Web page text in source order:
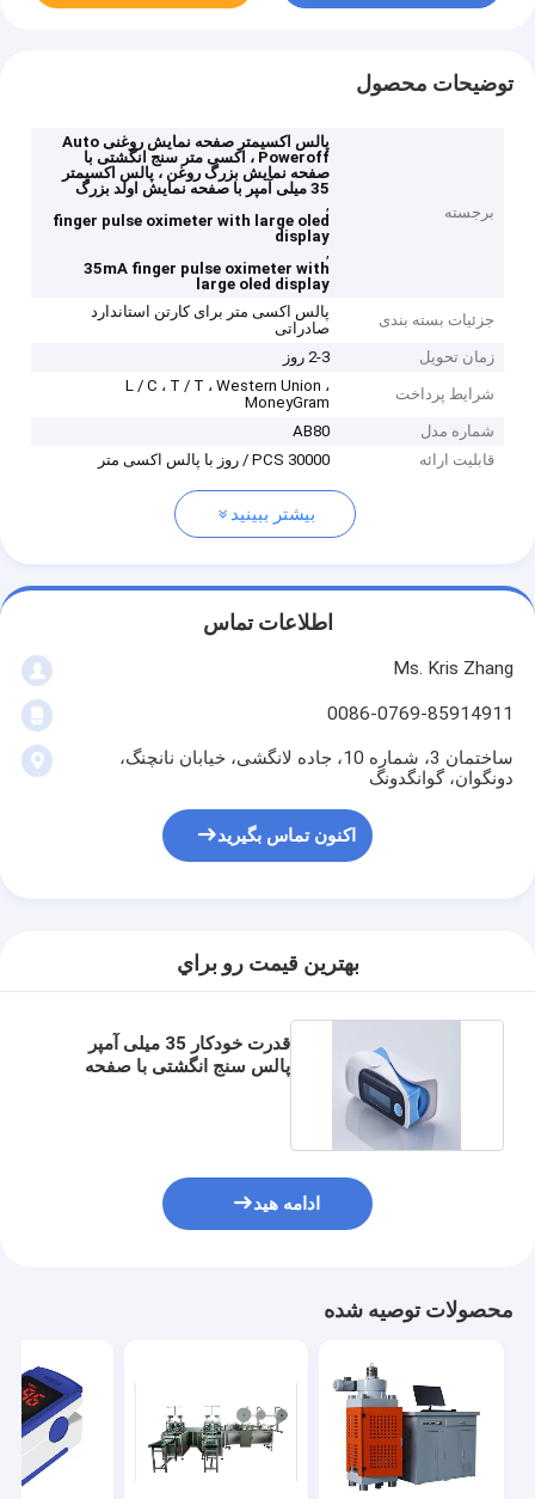
توضیحات محصول
برجسته
پالس اکسیمتر صفحه نمایش روغنی Auto
Poweroff ، اکسی متر سنج انگشتی با
صفحه نمایش بزرگ روغن ، پالس اکسیمتر
35 میلی آمپر با صفحه نمایش اولد بزرگ
,
finger pulse oximeter with large oled
display
,
35mA finger pulse oximeter with
large oled display
جزئیات بسته بندی
پالس اکسی متر برای کارتن استاندارد
صادراتی
زمان تحویل
2-3 روز
شرایط پرداخت
L / C ، T / T ، Western Union ،
MoneyGram
شماره مدل
AB80
قابلیت ارائه
30000 PCS / روز با پالس اکسی متر
بیشتر ببینید
اطلاعات تماس
Ms. Kris Zhang
0086-0769-85914911
ساختمان 3، شماره 10، جاده لانگشی، خیابان نانچنگ،
دونگوان، گوانگدونگ
اکنون تماس بگیرید
بهترين قيمت رو براي
قدرت خودکار 35 میلی آمپر
پالس سنج انگشتی با صفحه
ادامه هید
محصولات توصیه شده